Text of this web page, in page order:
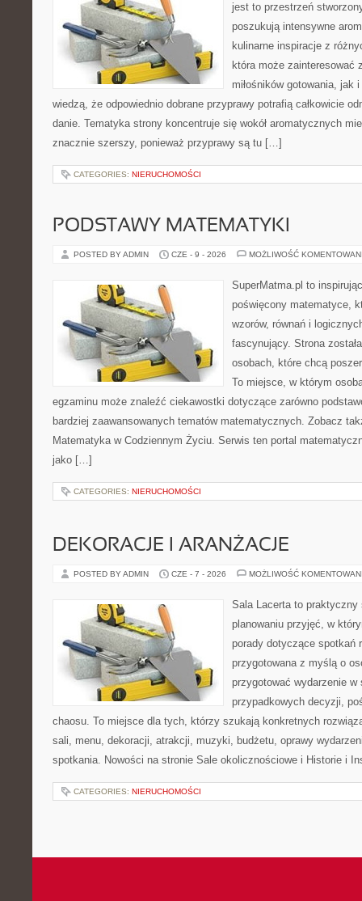
jest to przestrzeń
poszukują intensywne
kulinarne inspiracje z
która może zainteresować
miłośników gotowania, jak
wiedzą, że odpowiednio dobrane przyprawy potrafią całkowicie
danie. Tematyka strony koncentruje się wokół aromatycznych
znacznie szerszy, ponieważ przyprawy są tu […]
CATEGORIES: NIERUCHOMOŚCI
PODSTAWY MATEMATYKI
POSTED BY ADMIN CZE - 9 - 2026 MOŻLIWOŚĆ
SuperMatma.pl to
poświęcony matematyce,
wzorów, równań i
fascynujący. Strona
osobach, które chcą
To miejsce, w którym
egzaminu może znaleźć ciekawostki dotyczące zarówno
bardziej zaawansowanych tematów matematycznych. Zobacz
Matematyka w Codziennym Życiu. Serwis ten portal
jako […]
CATEGORIES: NIERUCHOMOŚCI
DEKORACJE I ARANŻACJE
POSTED BY ADMIN CZE - 7 - 2026 MOŻLIWOŚĆ
Sala Lacerta to praktyczny
planowaniu przyjęć, w
porady dotyczące spotkań
przygotowana z myślą o
przygotować wydarzenie
przypadkowych decyzji,
chaosu. To miejsce dla tych, którzy szukają konkretnych
sali, menu, dekoracji, atrakcji, muzyki, budżetu, oprawy
spotkania. Nowości na stronie Sale okolicznościowe i Historie i
CATEGORIES: NIERUCHOMOŚCI